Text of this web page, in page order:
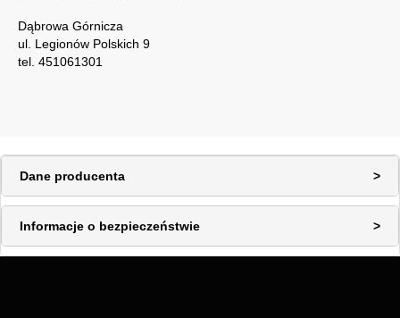
Dąbrowa Górnicza
ul. Legionów Polskich 9
tel. 451061301
Dane producenta
Informacje o bezpieczeństwie